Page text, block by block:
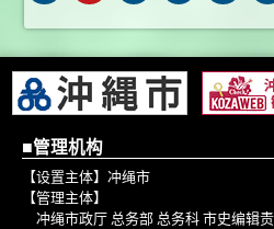
■管理机构
【设置主体】冲绳市
【管理主体】
冲绳市政厅 总务部 总务科 市史编辑